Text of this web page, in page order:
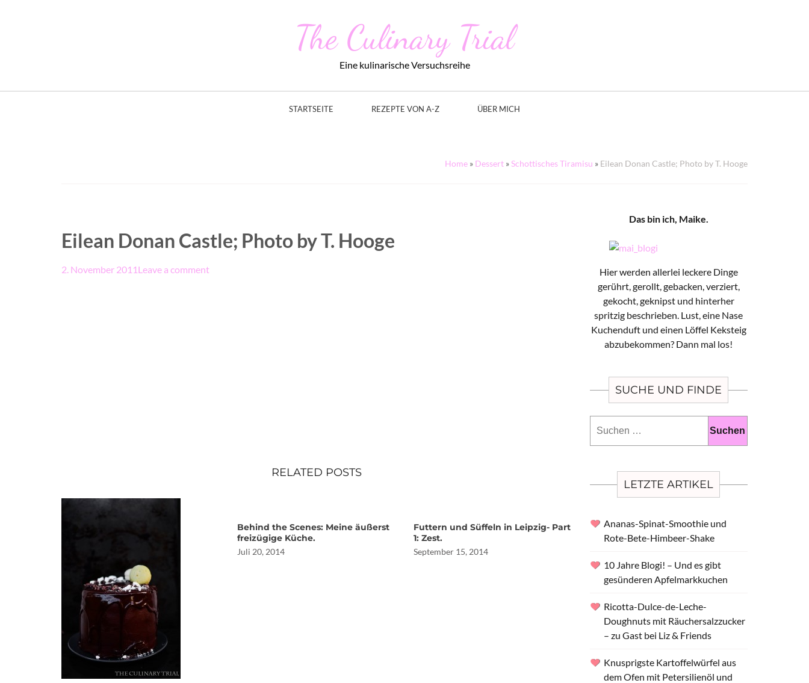
The Culinary Trial
Eine kulinarische Versuchsreihe
STARTSEITE REZEPTE VON A-Z ÜBER MICH
Home » Dessert »Schottisches Tiramisu » Eilean Donan Castle; Photo by T. Hooge
Eilean Donan Castle; Photo by T. Hooge
2. November 2011 Leave a comment
RELATED POSTS
Behind the Scenes: Meine äußerst
freizügige Küche.
Juli 20, 2014
Futtern und Süffeln in Leipzig- Part
1: Zest.
September 15, 2014
Das bin ich, Maike.
Hier werden allerlei leckere Dinge
gerührt, gerollt, gebacken, verziert,
gekocht, geknipst und hinterher
spritzig beschrieben. Lust, eine Nase
Kuchenduft und einen Löffel Keksteig
abzubekommen? Dann mal los!
SUCHE UND FINDE
nach:
LETZTE ARTIKEL
Ananas-Spinat-Smoothie und
Rote-Bete-Himbeer-Shake
10 Jahre Blogi! – Und es gibt
gesünderen Apfelmarkkuchen
Ricotta-Dulce-de-Leche-
Doughnuts mit Räuchersalzzucker
– zu Gast bei Liz & Friends
Knusprigste Kartoffelwürfel aus
dem Ofen mit Petersilienöl und